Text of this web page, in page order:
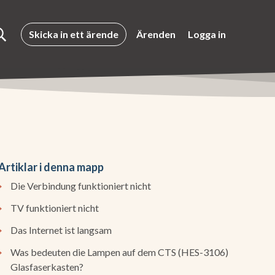
Skicka in ett ärende Ärenden Logga in
i denna mapp
Die Verbindung funktioniert nicht
TV funktioniert nicht
Das Internet ist langsam
Was bedeuten die Lampen auf dem CTS (HES-3106)
Glasfaserkasten?